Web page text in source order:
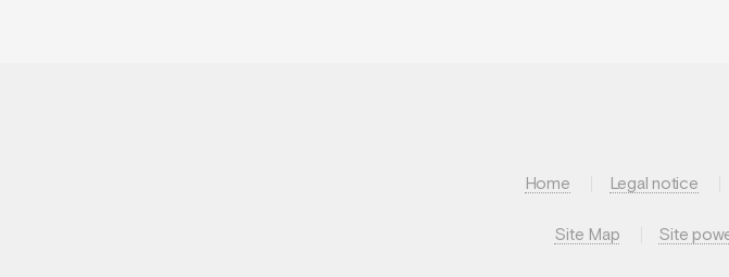
Home Legal notice
Site Map Site